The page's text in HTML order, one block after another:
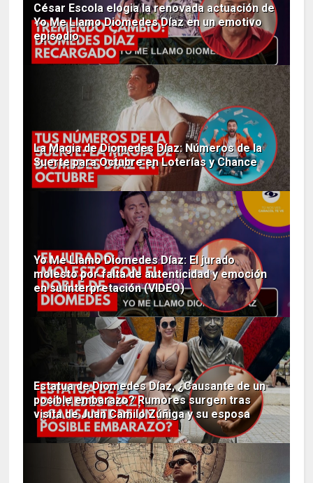
César Escola elogia la renovada actuación de
Yo Me Llamo Diomedes Díaz en un emotivo
episodio
La Magia de Diomedes Díaz: Números de la
Suerte para Octubre en Loterías y Chance
Yo Me Llamo Diomedes Díaz: El jurado
molesto por falta de autenticidad y emoción
en su interpretación (VIDEO)
Estatua de Diomedes Díaz, ¿Causante de un
posible embarazo? Rumores surgen tras
visita de Juan Camilo Zúñiga y su esposa